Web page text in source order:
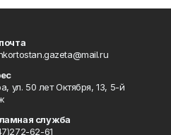
ул. 50 лет Октября, 13, 5-й
служба
62-61